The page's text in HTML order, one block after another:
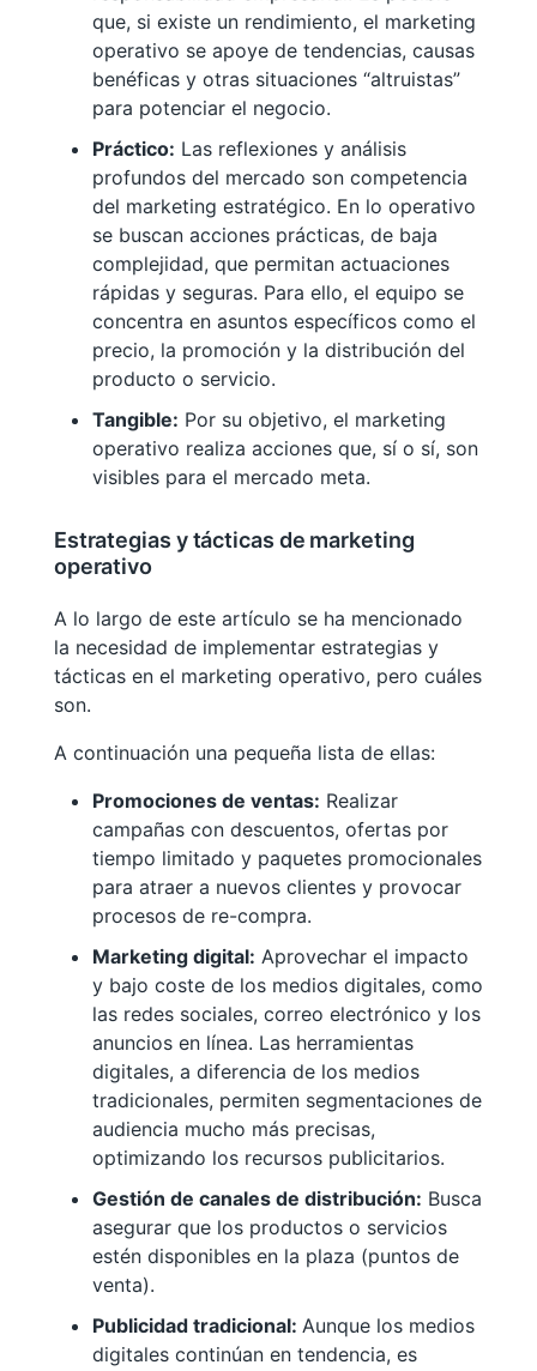
que, si existe un rendimiento, el marketing
operativo se apoye de tendencias, causas
benéficas y otras situaciones “altruistas”
para potenciar el negocio.
Práctico: Las reflexiones y análisis
profundos del mercado son competencia
del marketing estratégico. En lo operativo
se buscan acciones prácticas, de baja
complejidad, que permitan actuaciones
rápidas y seguras. Para ello, el equipo se
concentra en asuntos específicos como el
precio, la promoción y la distribución del
producto o servicio.
Tangible: Por su objetivo, el marketing
operativo realiza acciones que, sí o sí, son
visibles para el mercado meta.
Estrategias y tácticas de marketing
operativo
A lo largo de este artículo se ha mencionado
la necesidad de implementar estrategias y
tácticas en el marketing operativo, pero cuáles
son.
A continuación una pequeña lista de ellas:
Promociones de ventas: Realizar
campañas con descuentos, ofertas por
tiempo limitado y paquetes promocionales
para atraer a nuevos clientes y provocar
procesos de re-compra.
Marketing digital: Aprovechar el impacto
y bajo coste de los medios digitales, como
las redes sociales, correo electrónico y los
anuncios en línea. Las herramientas
digitales, a diferencia de los medios
tradicionales, permiten segmentaciones de
audiencia mucho más precisas,
optimizando los recursos publicitarios.
Gestión de canales de distribución: Busca
asegurar que los productos o servicios
estén disponibles en la plaza (puntos de
venta).
Publicidad tradicional: Aunque los medios
digitales continúan en tendencia, es